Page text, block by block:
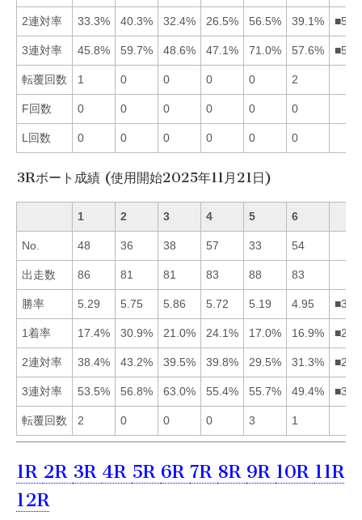
2連対率 33.3% 40.3% 32.4% 26.5% 56.5% 39.1%
3連対率 45.8% 59.7% 48.6% 47.1% 71.0% 57.6%
転覆回数 1 0 0 0 0 2
F回数 0 0 0 0 0 0
L回数 0 0 0 0 0 0
3Rボート成績 (使用開始2025年11月21日)
1 2 3 4 5 6
No. 48 36 38 57 33 54
出走数 86 81 81 83 88 83
勝率 5.29 5.75 5.86 5.72 5.19 4.95
1着率 17.4% 30.9% 21.0% 24.1% 17.0% 16.9%
2連対率 38.4% 43.2% 39.5% 39.8% 29.5% 31.3%
3連対率 53.5% 56.8% 63.0% 55.4% 55.7% 49.4%
転覆回数 2 0 0 0 3 1
1R 2R 3R 4R 5R 6R 7R 8R 9R 10R 11R
12R